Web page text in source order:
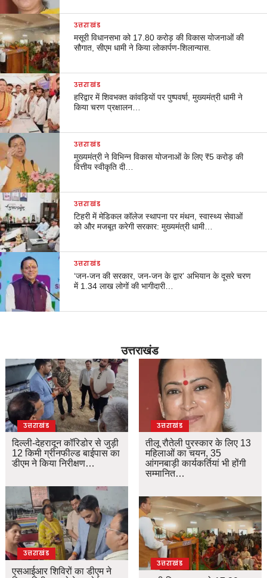
उत्तराखंड
मसूरी विधानसभा को 17.80 करोड़ की विकास योजनाओं की
सौगात, सीएम धामी ने किया लोकार्पण-शिलान्यास.
उत्तराखंड
हरिद्वार में शिवभक्त कांवड़ियों पर पुष्पवर्षा, मुख्यमंत्री धामी ने
किया चरण प्रक्षालन…
उत्तराखंड
मुख्यमंत्री ने विभिन्न विकास योजनाओं के लिए ₹5 करोड़ की
वित्तीय स्वीकृति दी…
उत्तराखंड
टिहरी में मेडिकल कॉलेज स्थापना पर मंथन, स्वास्थ्य सेवाओं
को और मजबूत करेगी सरकार: मुख्यमंत्री धामी…
उत्तराखंड
‘जन-जन की सरकार, जन-जन के द्वार’ अभियान के दूसरे चरण
में 1.34 लाख लोगों की भागीदारी…
उत्तराखंड
उत्तराखंड
दिल्ली-देहरादून कॉरिडोर से जुड़ी
12 किमी ग्रीनफील्ड बाईपास का
डीएम ने किया निरीक्षण…
उत्तराखंड
एसआईआर शिविरों का डीएम ने
उत्तराखंड
तीलू रौतेली पुरस्कार के लिए 13
महिलाओं का चयन, 35
आंगनबाड़ी कार्यकर्तियां भी होंगी
सम्मानित…
उत्तराखंड